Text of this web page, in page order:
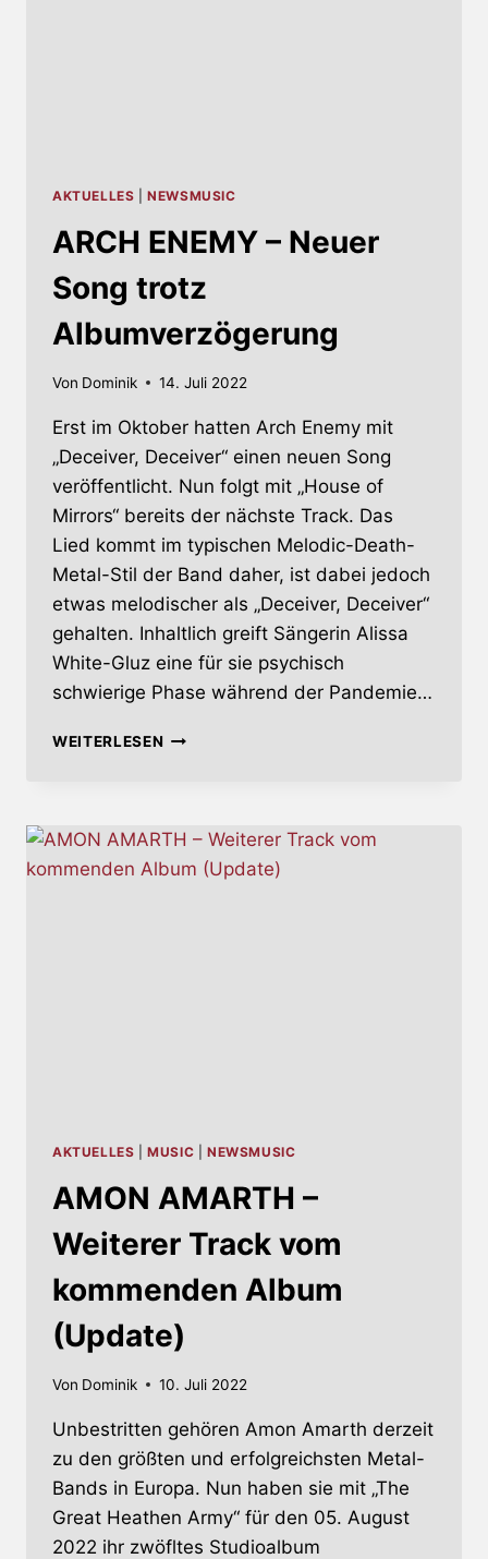
AKTUELLES |NEWSMUSIC
ARCH ENEMY – Neuer
Song trotz
Albumverzögerung
Von Dominik 14. Juli 2022
Erst im Oktober hatten Arch Enemy mit
„Deceiver, Deceiver“ einen neuen Song
veröffentlicht. Nun folgt mit „House of
Mirrors“ bereits der nächste Track. Das
Lied kommt im typischen Melodic-Death-
Metal-Stil der Band daher, ist dabei jedoch
etwas melodischer als „Deceiver, Deceiver“
gehalten. Inhaltlich greift Sängerin Alissa
White-Gluz eine für sie psychisch
schwierige Phase während der Pandemie…
WEITERLESENARCH
TROTZ
ALBUMVERZÖGERUNG
AKTUELLES |MUSIC NEWSMUSIC
AMON AMARTH –
Weiterer Track vom
kommenden Album
(Update)
Von Dominik 10. Juli 2022
Unbestritten gehören Amon Amarth derzeit
zu den größten und erfolgreichsten Metal-
Bands in Europa. Nun haben sie mit „The
Great Heathen Army“ für den 05. August
2022 ihr zwöfltes Studioalbum